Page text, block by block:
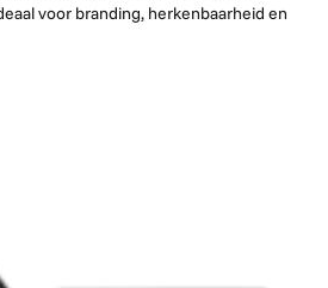
voor branding, herkenbaarheid en